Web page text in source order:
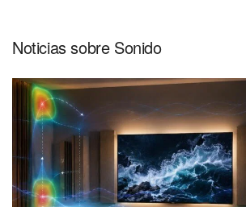
Noticias sobre Sonido